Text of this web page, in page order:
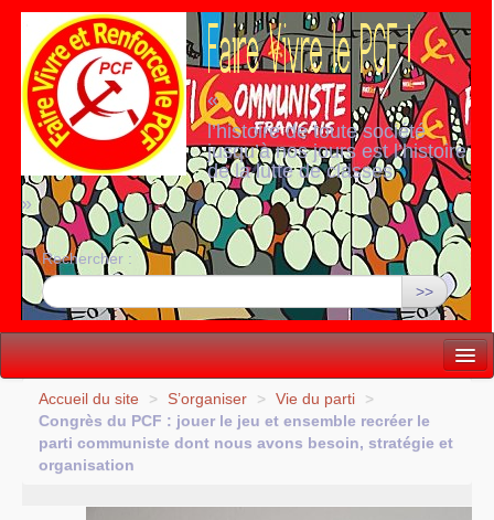
«
l’histoire de toute société
jusqu’à nos jours est l’histoire
de la lutte de classes
»
Rechercher :
>>
Vie politique
Lutter, Unir...
Accueil du site > S’organiser > Vie du parti
>
Congrès du PCF : jouer le jeu et ensemble recréer le
parti communiste dont nous avons besoin, stratégie et
organisation